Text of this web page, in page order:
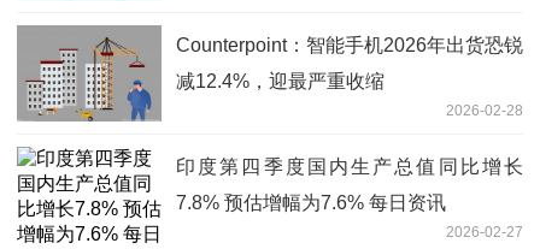
Counterpoint：智能手机2026年出货恐锐
减12.4%，迎最严重收缩
2026-02-28
印度第四季度国内生产总值同比增长
7.8% 预估增幅为7.6% 每日资讯
2026-02-27